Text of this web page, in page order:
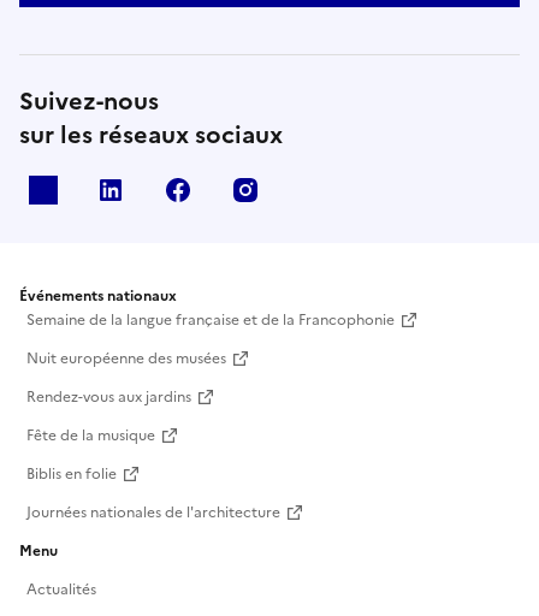
Suivez-nous
sur les réseaux sociaux
Linkedin Facebook
Événements nationaux
Semaine de la langue française et de la Francophonie
Nuit européenne des musées
Rendez-vous aux jardins
Fête de la musique
Biblis en folie
Journées nationales de l'architecture
Menu
Actualités